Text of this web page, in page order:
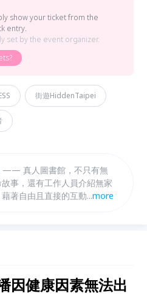
show your ticket from the
entry.
set by the event organizer.
街遊HiddenTaipei
—— 真人圖書館，不只有無
事，還有工作人員介紹無家
著自由且直接的互動，帶聽
...more
因健康因素無法出